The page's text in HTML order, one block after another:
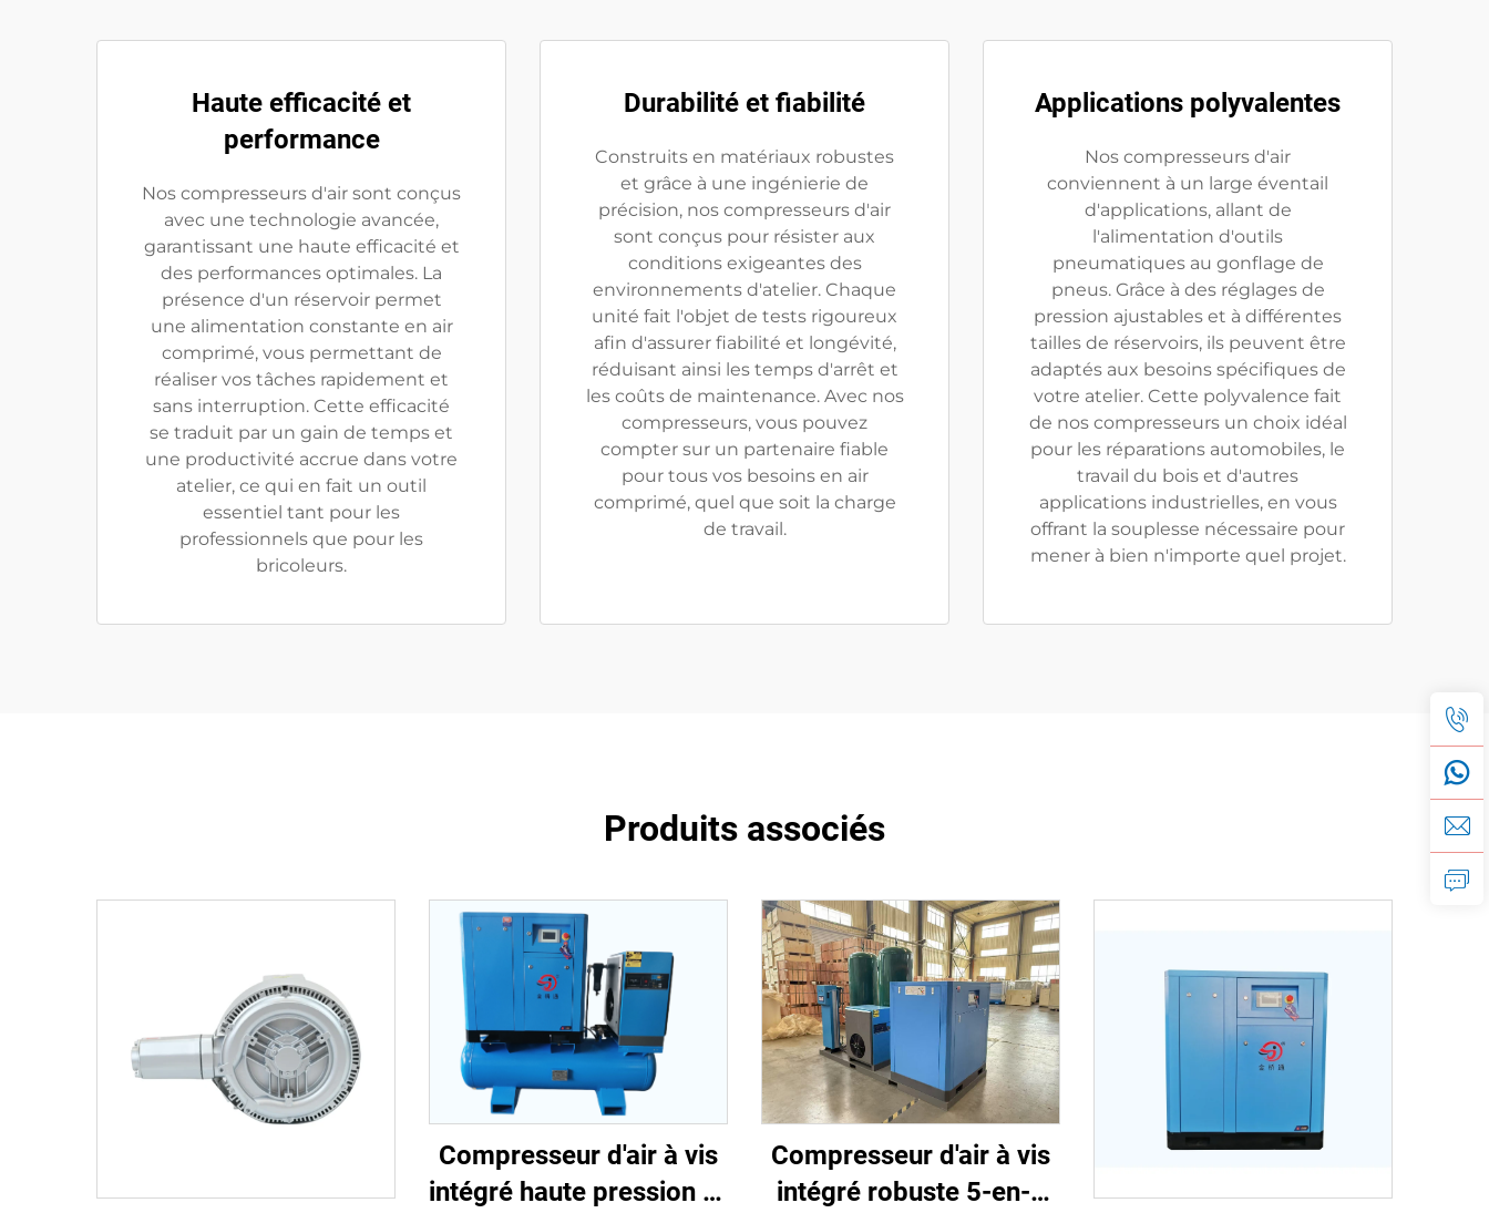
Haute efficacité et
performance
Nos compresseurs d'air sont conçus
avec une technologie avancée,
garantissant une haute efficacité et
des performances optimales. La
présence d'un réservoir permet
une alimentation constante en air
comprimé, vous permettant de
réaliser vos tâches rapidement et
sans interruption. Cette efficacité
se traduit par un gain de temps et
une productivité accrue dans votre
atelier, ce qui en fait un outil
essentiel tant pour les
professionnels que pour les
bricoleurs.
Durabilité et fiabilité
Construits en matériaux robustes
et grâce à une ingénierie de
précision, nos compresseurs d'air
sont conçus pour résister aux
conditions exigeantes des
environnements d'atelier. Chaque
unité fait l'objet de tests rigoureux
afin d'assurer fiabilité et longévité,
réduisant ainsi les temps d'arrêt et
les coûts de maintenance. Avec nos
compresseurs, vous pouvez
compter sur un partenaire fiable
pour tous vos besoins en air
comprimé, quel que soit la charge
de travail.
Applications polyvalentes
Nos compresseurs d'air
conviennent à un large éventail
d'applications, allant de
l'alimentation d'outils
pneumatiques au gonflage de
pneus. Grâce à des réglages de
pression ajustables et à différentes
tailles de réservoirs, ils peuvent être
adaptés aux besoins spécifiques de
votre atelier. Cette polyvalence fait
de nos compresseurs un choix idéal
pour les réparations automobiles, le
travail du bois et d'autres
applications industrielles, en vous
offrant la souplesse nécessaire pour
mener à bien n'importe quel projet.
Produits associés
Compresseur d'air à vis
intégré haute pression 4-
Compresseur d'air à vis
intégré robuste 5-en-1